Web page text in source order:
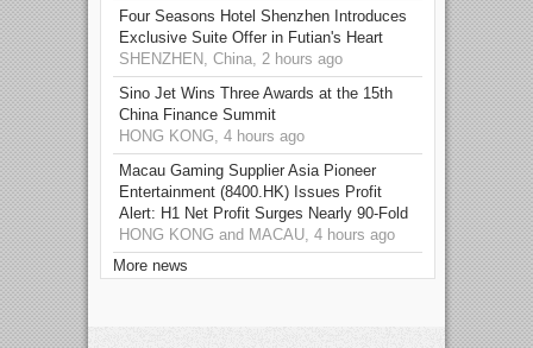
Four Seasons Hotel Shenzhen Introduces
Exclusive Suite Offer in Futian's Heart
SHENZHEN, China, 2 hours ago
Sino Jet Wins Three Awards at the 15th
China Finance Summit
HONG KONG, 4 hours ago
Macau Gaming Supplier Asia Pioneer
Entertainment (8400.HK) Issues Profit
Alert: H1 Net Profit Surges Nearly 90-Fold
HONG KONG and MACAU, 4 hours ago
More news